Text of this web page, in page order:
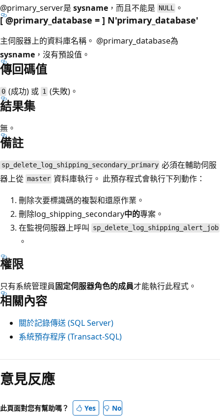
@primary_server是 sysname ，而且不能是 NULL 。
[ @primary_database = ] N'primary_database'
主伺服器上的資料庫名稱。 @primary_database為
sysname ，沒有預設值。
傳回碼值
0 (成功) 或 1(失敗)。
結果集
無。
備註
sp_delete_log_shipping_secondary_primary 必須在輔助伺服
器上從 master 資料庫執行。 此預存程式會執行下列動作：
刪除次要標識碼的複製和還原作業。
刪除log_shipping_secondary中的專案。
在監視伺服器上呼叫 sp_delete_log_shipping_alert_job
。
權限
只有系統管理員固定伺服器角色的成員才能執行此程式。
相關內容
關於記錄傳送 (SQL Server)
系統預存程序 (Transact-SQL)
閱
讀
模
已
意見反應
此頁面對您有幫助嗎？ Yes No